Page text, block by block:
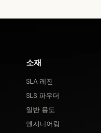
소재
SLA 레진
SLS 파우더
일반 용도
엔지니어링